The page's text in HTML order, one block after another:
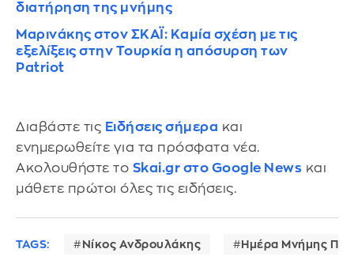
διατήρηση της μνήμης
Μαρινάκης στον ΣΚΑΪ: Καμία σχέση με τις
εξελίξεις στην Τουρκία η απόσυρση των
Patriot
Διαβάστε τις Ειδήσεις σήμερα και
ενημερωθείτε για τα πρόσφατα νέα.
Ακολουθήστε το Skai.gr στο Google News και
μάθετε πρώτοι όλες τις ειδήσεις.
TAGS: Νίκος Ανδρουλάκης Ημέρα Μνήμης